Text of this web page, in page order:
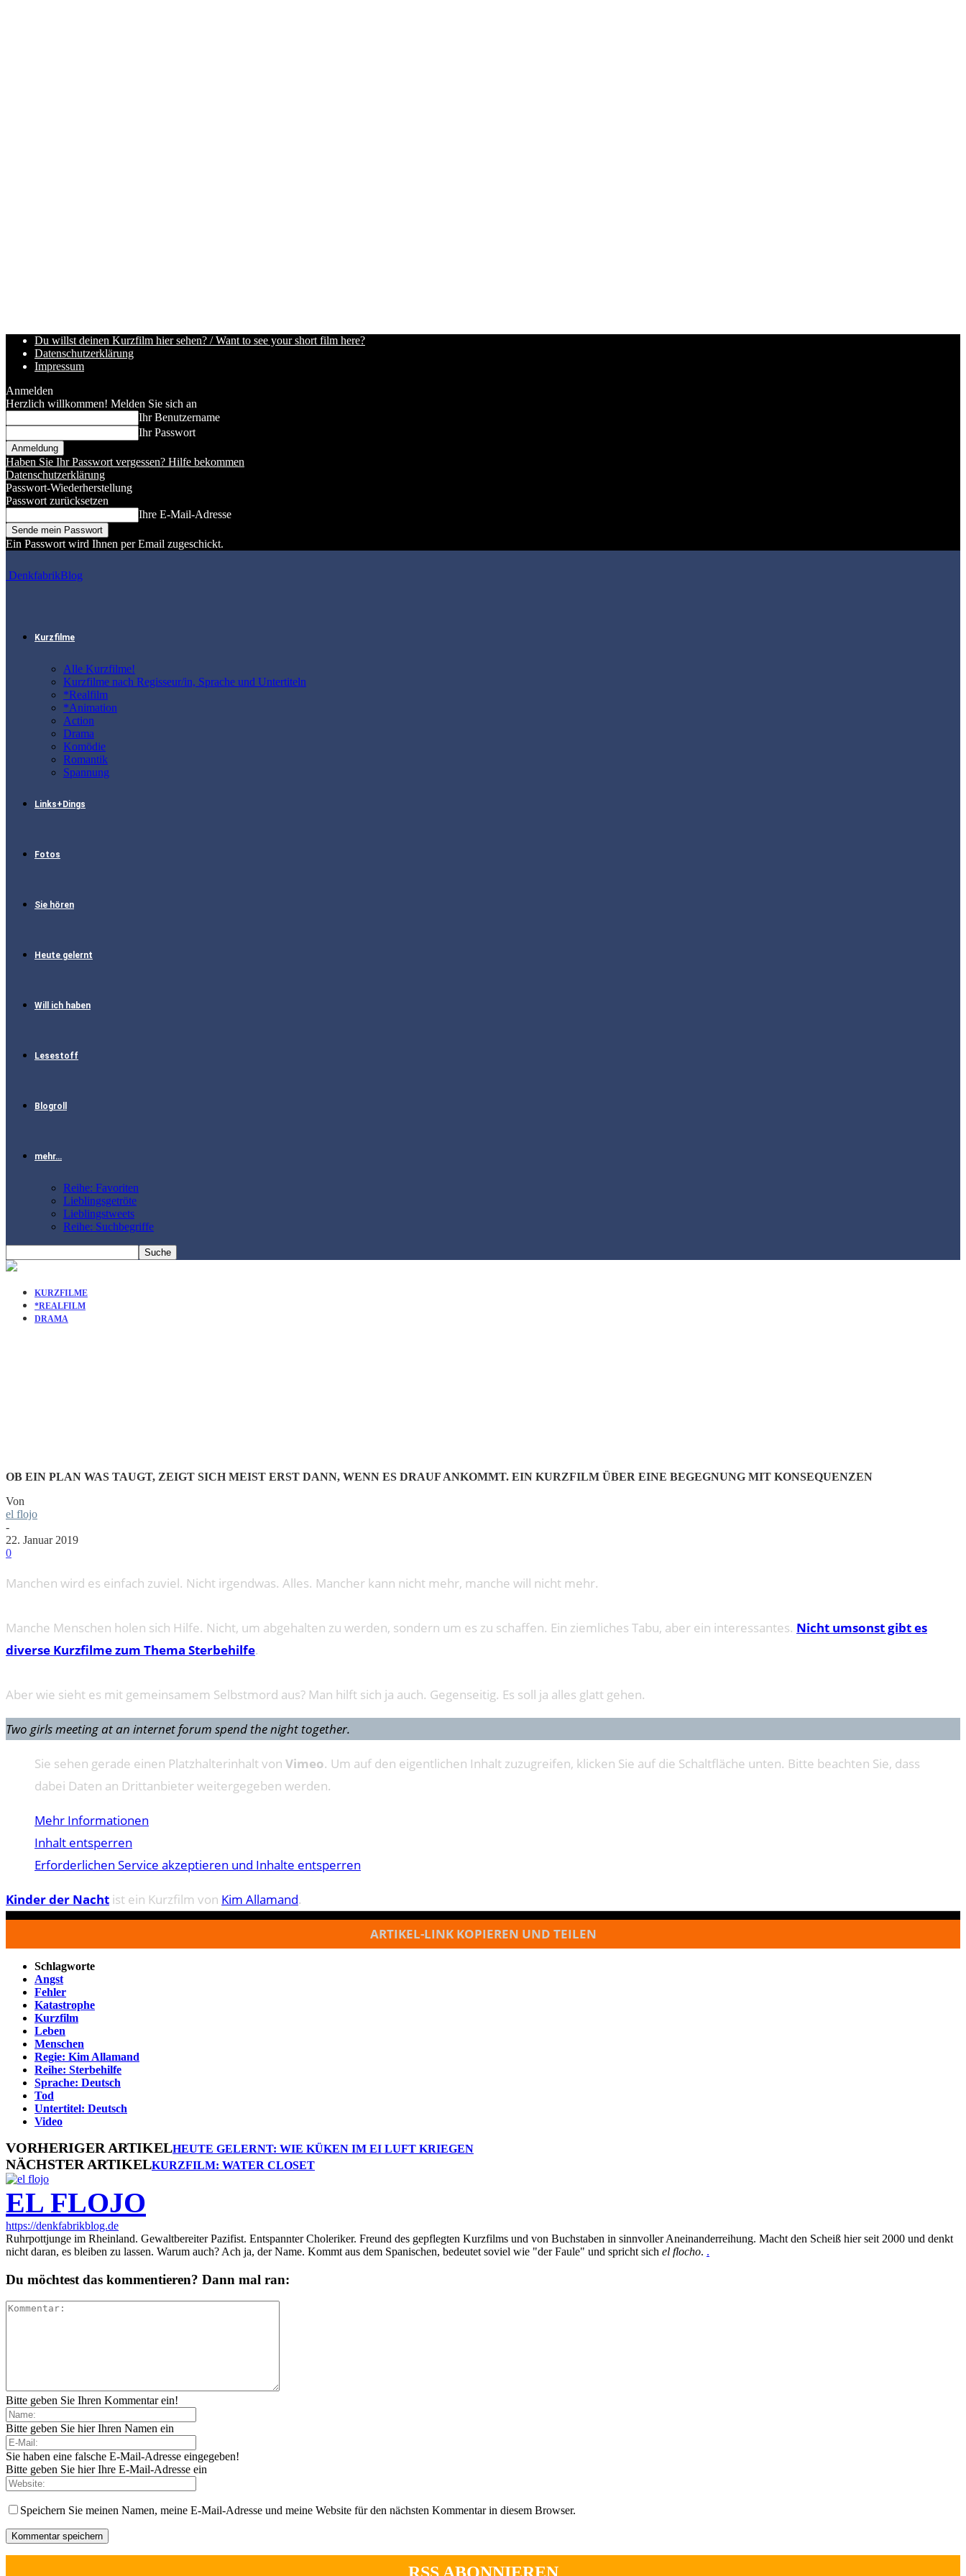
Du willst deinen Kurzfilm hier sehen? / Want to see your short film here?
Datenschutzerklärung
Impressum
Anmelden
Herzlich willkommen! Melden Sie sich an
Ihr Benutzername
Ihr Passwort
Haben Sie Ihr Passwort vergessen? Hilfe bekommen
Datenschutzerklärung
Passwort-Wiederherstellung
Passwort zurücksetzen
Ihre E-Mail-Adresse
Ein Passwort wird Ihnen per Email zugeschickt.
DenkfabrikBlog
Kurzfilme
Alle Kurzfilme!
Kurzfilme nach Regisseur/in, Sprache und Untertiteln
*Realfilm
*Animation
Action
Drama
Komödie
Romantik
Spannung
Links+Dings
Fotos
Sie hören
Heute gelernt
Will ich haben
Lesestoff
Blogroll
mehr…
Reihe: Favoriten
Lieblingsgetröte
Lieblingstweets
Reihe: Suchbegriffe
KURZFILME
*REALFILM
DRAMA
OB EIN PLAN WAS TAUGT, ZEIGT SICH MEIST ERST DANN, WENN ES DRAUF ANKOMMT. EIN KURZFILM ÜBER EINE BEGEGNUNG MIT KONSEQUENZEN
Von
el flojo
-
22. Januar 2019
0
Manchen wird es einfach zuviel. Nicht irgendwas. Alles. Mancher kann nicht mehr, manche will nicht mehr.
Manche Menschen holen sich Hilfe. Nicht, um abgehalten zu werden, sondern um es zu schaffen. Ein ziemliches Tabu, aber ein interessantes. Nicht umsonst gibt es
diverse Kurzfilme zum Thema Sterbehilfe.
Aber wie sieht es mit gemeinsamem Selbstmord aus? Man hilft sich ja auch. Gegenseitig. Es soll ja alles glatt gehen.
Two girls meeting at an internet forum spend the night together.
Sie sehen gerade einen Platzhalterinhalt von Vimeo. Um auf den eigentlichen Inhalt zuzugreifen, klicken Sie auf die Schaltfläche unten. Bitte beachten Sie, dass
dabei Daten an Drittanbieter weitergegeben werden.
Mehr Informationen
Inhalt entsperren
Erforderlichen Service akzeptieren und Inhalte entsperren
Kinder der Nacht ist ein Kurzfilm von Kim Allamand.
ARTIKEL-LINK KOPIEREN UND TEILEN
Schlagworte
Angst
Fehler
Katastrophe
Kurzfilm
Leben
Menschen
Regie: Kim Allamand
Reihe: Sterbehilfe
Sprache: Deutsch
Tod
Untertitel: Deutsch
Video
VORHERIGER ARTIKELHEUTE GELERNT: WIE KÜKEN IM EI LUFT KRIEGEN
NÄCHSTER ARTIKELKURZFILM: WATER CLOSET
EL FLOJO
https://denkfabrikblog.de
Ruhrpottjunge im Rheinland. Gewaltbereiter Pazifist. Entspannter Choleriker. Freund des gepflegten Kurzfilms und von Buchstaben in sinnvoller Aneinanderreihung. Macht den Scheiß hier seit 2000 und denkt
nicht daran, es bleiben zu lassen. Warum auch? Ach ja, der Name. Kommt aus dem Spanischen, bedeutet soviel wie "der Faule" und spricht sich el flocho. .
Du möchtest das kommentieren? Dann mal ran:
Bitte geben Sie Ihren Kommentar ein!
Bitte geben Sie hier Ihren Namen ein
Sie haben eine falsche E-Mail-Adresse eingegeben!
Bitte geben Sie hier Ihre E-Mail-Adresse ein
Speichern Sie meinen Namen, meine E-Mail-Adresse und meine Website für den nächsten Kommentar in diesem Browser.